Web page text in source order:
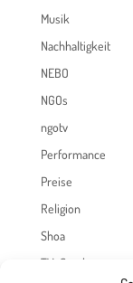
Musik
Nachhaltigkeit
NEBO
NGOs
ngotv
Performance
Preise
Religion
Shoa
TV-Sendungen